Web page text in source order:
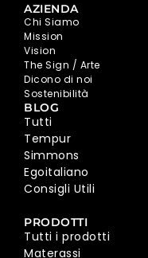
AZIENDA
Chi Siamo
Mission
Vision
The Sign / Arte
Dicono di noi
Sostenibilità
BLOG
Tutti
Tempur
Simmons
Egoitaliano
Consigli Utili
PRODOTTI
Tutti i prodotti
Materassi